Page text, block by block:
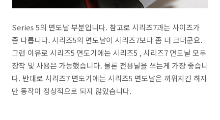
Series 5의 면도날 부분입니다. 참고로 시리즈7과는 사이즈가
좀 다릅니다. 시리즈5의 면도날이 시리즈7보다 좀 더 크더군요.
그런 이유로 시리즈5 면도기에는 시리즈5 , 시리즈7 면도날 모두
장착 및 사용은 가능했습니다. 물론 전용날을 쓰는게 가장 좋습니
다. 반대로 시리즈7 면도기에는 시리즈5 면도날은 끼워지긴 하지
만 동작이 정상적으로 되지 않았습니다.